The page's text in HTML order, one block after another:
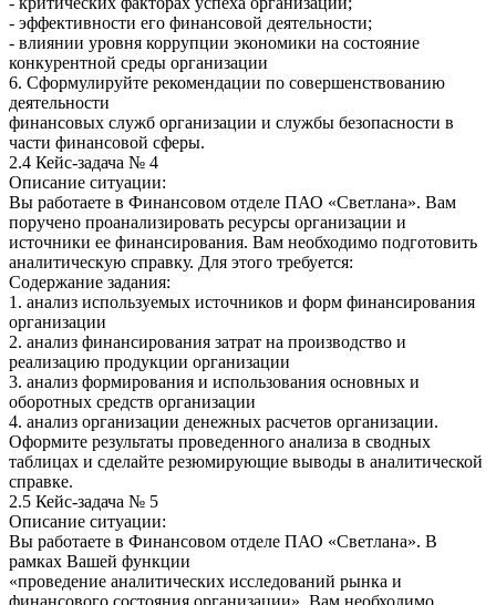
- эффективности его финансовой деятельности;
- влиянии уровня коррупции экономики на состояние
конкурентной среды организации
6. Сформулируйте рекомендации по совершенствованию
деятельности
финансовых служб организации и службы безопасности в
части финансовой сферы.
2.4 Кейс-задача № 4
Описание ситуации:
Вы работаете в Финансовом отделе ПАО «Светлана». Вам
поручено проанализировать ресурсы организации и
источники ее финансирования. Вам необходимо подготовить
аналитическую справку. Для этого требуется:
Содержание задания:
1. анализ используемых источников и форм финансирования
организации
2. анализ финансирования затрат на производство и
реализацию продукции организации
3. анализ формирования и использования основных и
оборотных средств организации
4. анализ организации денежных расчетов организации.
Оформите результаты проведенного анализа в сводных
таблицах и сделайте резюмирующие выводы в аналитической
справке.
2.5 Кейс-задача № 5
Описание ситуации:
Вы работаете в Финансовом отделе ПАО «Светлана». В
рамках Вашей функции
«проведение аналитических исследований рынка и
финансового состояния организации», Вам необходимо